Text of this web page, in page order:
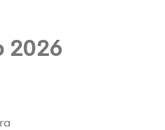
2026